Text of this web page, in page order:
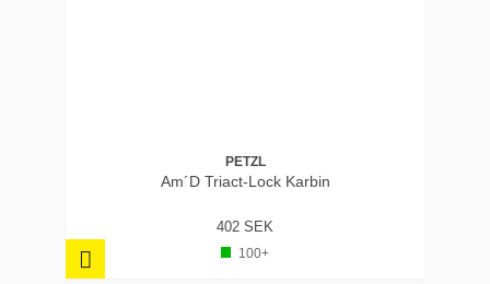
PETZL
Am´D Triact-Lock Karbin
402 SEK
100+